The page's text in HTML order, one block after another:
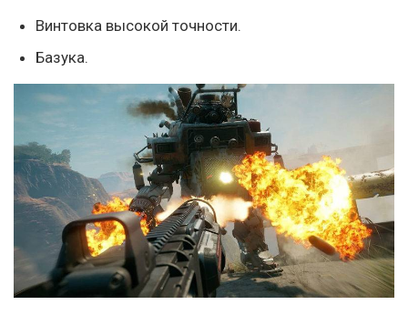
Винтовка высокой точности.
Базука.